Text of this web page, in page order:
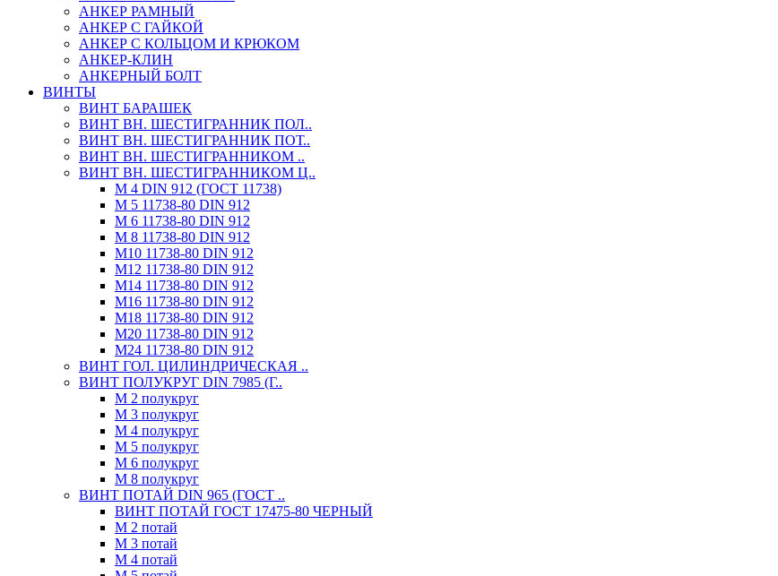
АНКЕР РАМНЫЙ
АНКЕР С ГАЙКОЙ
АНКЕР С КОЛЬЦОМ И КРЮКОМ
АНКЕР-КЛИН
АНКЕРНЫЙ БОЛТ
ВИНТЫ
ВИНТ БАРАШЕК
ВИНТ ВН. ШЕСТИГРАННИК ПОЛ..
ВИНТ ВН. ШЕСТИГРАННИК ПОТ..
ВИНТ ВН. ШЕСТИГРАННИКОМ ..
ВИНТ ВН. ШЕСТИГРАННИКОМ Ц..
М 4 DIN 912 (ГОСТ 11738)
М 5 11738-80 DIN 912
М 6 11738-80 DIN 912
М 8 11738-80 DIN 912
М10 11738-80 DIN 912
М12 11738-80 DIN 912
М14 11738-80 DIN 912
М16 11738-80 DIN 912
М18 11738-80 DIN 912
М20 11738-80 DIN 912
М24 11738-80 DIN 912
ВИНТ ГОЛ. ЦИЛИНДРИЧЕСКАЯ ..
ВИНТ ПОЛУКРУГ DIN 7985 (Г..
М 2 полукруг
М 3 полукруг
М 4 полукруг
М 5 полукруг
М 6 полукруг
М 8 полукруг
ВИНТ ПОТАЙ DIN 965 (ГОСТ ..
ВИНТ ПОТАЙ ГОСТ 17475-80 ЧЕРНЫЙ
М 2 потай
М 3 потай
М 4 потай